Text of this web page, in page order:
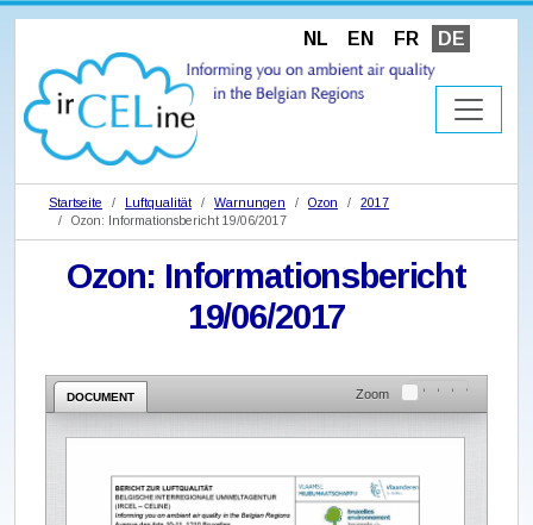
NL EN FR DE
Startseite Luftqualität Warnungen Ozon
2017
Ozon: Informationsbericht 19/06/2017
Ozon: Informationsbericht
19/06/2017
DOCUMENT Zoom